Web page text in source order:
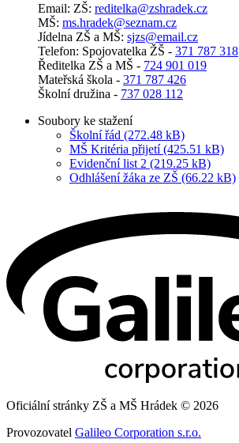
Email: ZŠ: reditelka@zshradek.cz
MŠ: ms.hra­dek@se­znam.cz
Jí­del­na ZŠ a MŠ: sjzs@​email.​cz
Telefon: Spojovatelka ŽŠ - 371 787 318
Ředitelka ZŠ a MŠ - 724 901 019
Mateřská škola - 371 787 426
Školní družina - 737 028 112
Soubory ke stažení
Školní řád (272.48 kB)
MŠ Kritéria přijetí (425.51 kB)
Evidenční list 2 (219.25 kB)
Odhlášení žáka ze ZŠ (66.22 kB)
Oficiální stránky ZŠ a MŠ Hrádek © 2026
Provozovatel Galileo Corporation s.r.o.